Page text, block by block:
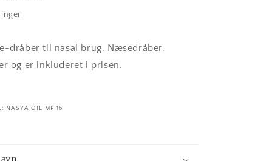
dråber til nasal brug. Næsedråber.
og er inkluderet i prisen.
NASYA OIL MP 16